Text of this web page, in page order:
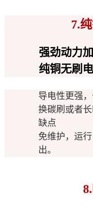
7.
强劲动力
纯铜无刷
导电性更强
换碳刷或者
缺点
免维护，运
出。